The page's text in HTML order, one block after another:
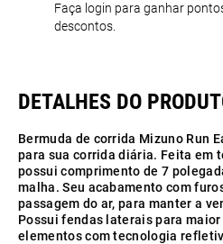
Faça login para ganhar
descontos.
Bermuda de corrida Mizuno Run
para sua corrida diária. Feita em
possui comprimento de 7
malha. Seu acabamento com
passagem do ar, para manter a
Possui fendas laterais para
elementos com tecnologia